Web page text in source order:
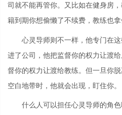
司就不能再管你。又比如在健身房
籍到期你想偷懒了不续费，教练也拿
心灵导师则不一样，他专门在
进了公司，他把监督你的权力让渡
督你的权力让渡给教练。但一旦你
空白地带时，他就会出现，盯住你。
什么人可以担任心灵导师的角